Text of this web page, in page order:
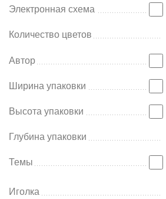
Электронная схема
Количество цветов
Автор
Ширина упаковки
Высота упаковки
Глубина упаковки
Темы
Иголка